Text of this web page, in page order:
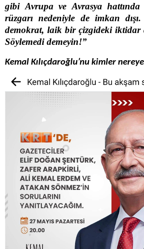
gibi Avrupa ve Avrasya hattında
rüzgarı nedeniyle de imkan
demokrat, laik bir çizgideki iktidar
Söylemedi demeyin!”
Kemal Kılıçdaroğlu’nu kimler